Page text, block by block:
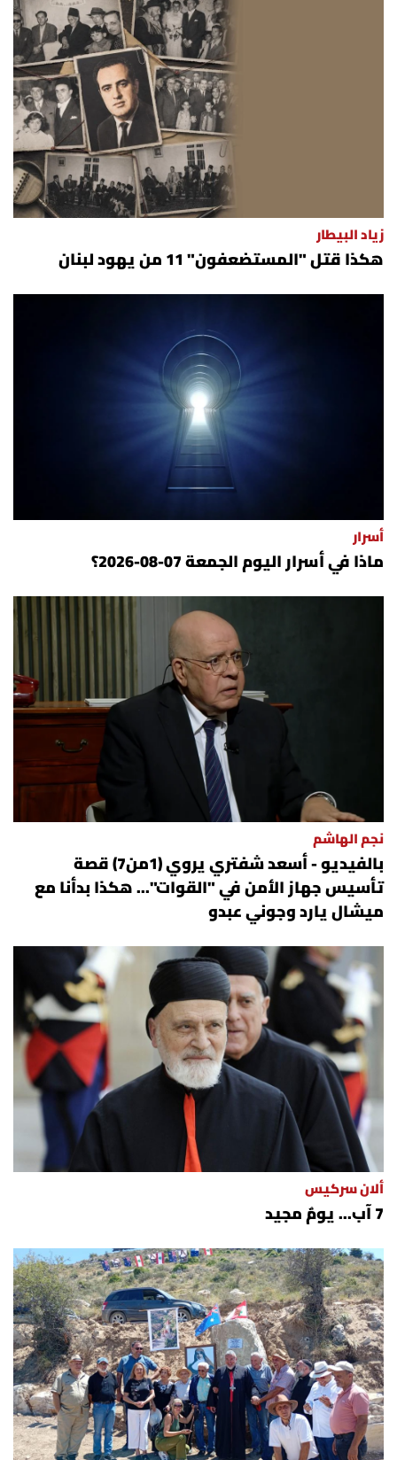
زياد البيطار
هكذا قتل "المستضعفون" 11 من يهود لبنان
أسرار
ماذا في أسرار اليوم الجمعة 07-08-2026؟
نجم الهاشم
بالفيديو - أسعد شفتري يروي (1من7) قصة
تأسيس جهاز الأمن في "القوات"... هكذا بدأنا مع
ميشال يارد وجوني عبدو
ألان سركيس
7 آب... يومٌ مجيد